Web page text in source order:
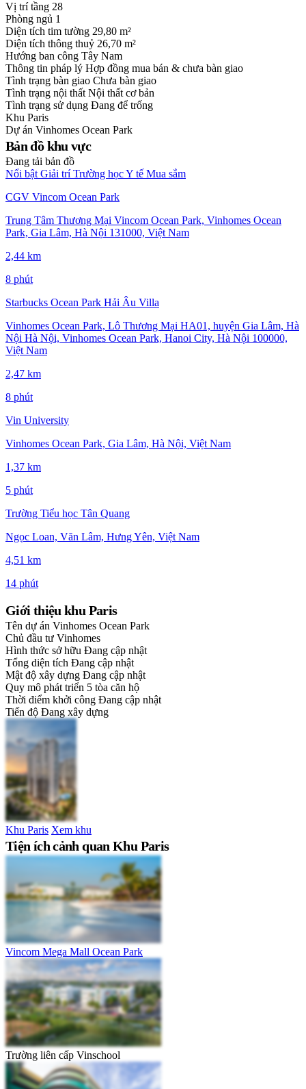
Vị trí tầng 28
Phòng ngủ 1
Diện tích tim tường 29,80 m²
Diện tích thông thuỷ 26,70 m²
Hướng ban công Tây Nam
Thông tin pháp lý Hợp đồng mua bán & chưa bàn giao
Tình trạng bàn giao Chưa bàn giao
Tình trạng nội thất Nội thất cơ bản
Tình trạng sử dụng Đang để trống
Khu Paris
Dự án Vinhomes Ocean Park
Bản đồ khu vực
Đang tải bản đồ
Nổi bật Giải trí Trường họcY tế Mua sắm
CGV Vincom Ocean Park
Trung Tâm Thương Mại Vincom Ocean Park, Vinhomes Ocean
Park, Gia Lâm, Hà Nội 131000, Việt Nam
2,44 km
8 phút
Starbucks Ocean Park Hải Âu Villa
Vinhomes Ocean Park, Lô Thương Mại HA01, huyện Gia Lâm, Hà
Nội Hà Nội, Vinhomes Ocean Park, Hanoi City, Hà Nội 100000,
Việt Nam
2,47 km
8 phút
Vin University
Vinhomes Ocean Park, Gia Lâm, Hà Nội, Việt Nam
1,37 km
5 phút
Trường Tiểu học Tân Quang
Ngọc Loan, Văn Lâm, Hưng Yên, Việt Nam
4,51 km
14 phút
Giới thiệu khu Paris
Tên dự án Vinhomes Ocean Park
Chủ đầu tư Vinhomes
Hình thức sở hữu Đang cập nhật
Tổng diện tích Đang cập nhật
Mật độ xây dựng Đang cập nhật
Quy mô phát triển 5 tòa căn hộ
Thời điểm khởi công Đang cập nhật
Tiến độ Đang xây dựng
Khu Paris Xem khu
Tiện ích cảnh quan Khu Paris
Vincom Mega Mall Ocean Park
Trường liên cấp Vinschool